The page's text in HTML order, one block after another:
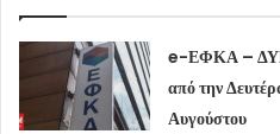
e-ΕΦΚΑ –
από την
Αυγούστου